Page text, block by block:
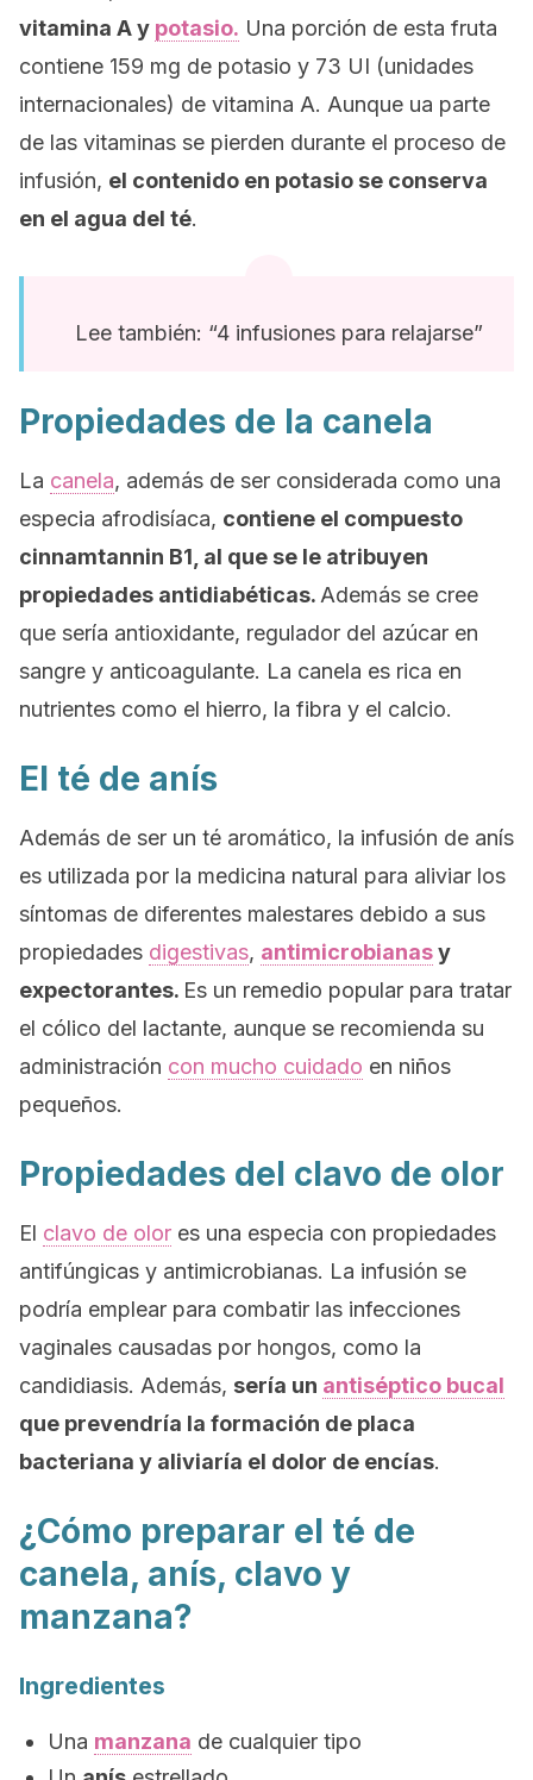
vitamina A y potasio. Una porción de esta fruta
contiene 159 mg de potasio y 73 UI (unidades
internacionales) de vitamina A. Aunque ua parte
de las vitaminas se pierden durante el proceso de
infusión, el contenido en potasio se conserva
en el agua del té.
Lee también: “4 infusiones para relajarse”
Propiedades de la canela
La canela, además de ser considerada como una
especia afrodisíaca, contiene el compuesto
cinnamtannin B1 , al que se le atribuyen
propiedades antidiabéticas. Además se cree
que sería antioxidante, regulador del azúcar en
sangre y anticoagulante. La canela es rica en
nutrientes como el hierro, la fibra y el calcio.
El té de anís
Además de ser un té aromático, la infusión de anís
es utilizada por la medicina natural para aliviar los
síntomas de diferentes malestares debido a sus
propiedades digestivas, antimicrobianasy
expectorantes. Es un remedio popular para tratar
el cólico del lactante, aunque se recomienda su
administración con mucho cuidado en niños
pequeños.
Propiedades del clavo de olor
El clavo de olor es una especia con propiedades
antifúngicas y antimicrobianas. La infusión se
podría emplear para combatir las infecciones
vaginales causadas por hongos, como la
candidiasis. Además, sería un antiséptico bucal
que prevendría la formación de placa
bacteriana y aliviaría el dolor de encías.
¿Cómo preparar el té de
canela, anís, clavo y
manzana?
Ingredientes
Una manzana de cualquier tipo